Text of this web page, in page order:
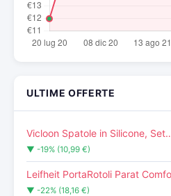
ULTIME OFFERTE
Vicloon Spatole in Silicone,
▼ -19% (10,99 €)
Leifheit PortaRotoli Parat
▼ -22% (18,16 €)